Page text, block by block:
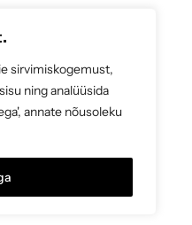
sirvimiskogemust,
ning analüüsida
annate nõusoleku